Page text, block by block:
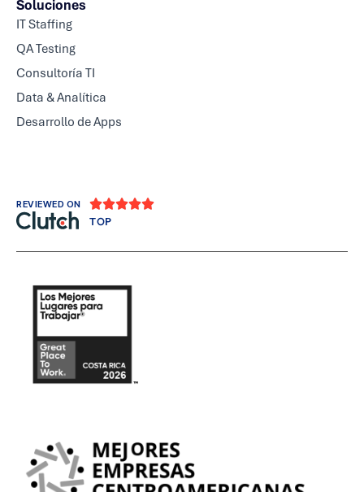
Soluciones
IT Staffing
QA Testing
Consultoría TI
Data & Analítica
Desarrollo de Apps
REVIEWED ON 
TOP